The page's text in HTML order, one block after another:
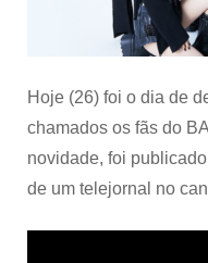
Hoje (26) foi o dia de
chamados os fãs do
novidade, foi
de um telejornal no